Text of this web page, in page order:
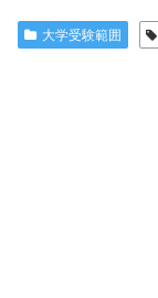
大学受験範囲